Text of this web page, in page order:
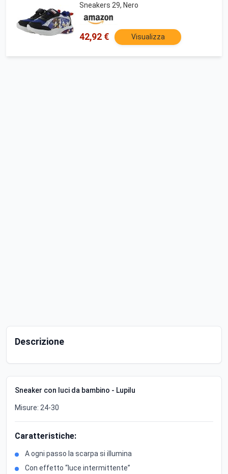
Sneakers 29, Nero
42,92 € Visualizza
Descrizione
Sneaker con luci da bambino - Lupilu
Misure: 24-30
Caratteristiche:
A ogni passo la scarpa si illumina
Con effetto “luce intermittente”